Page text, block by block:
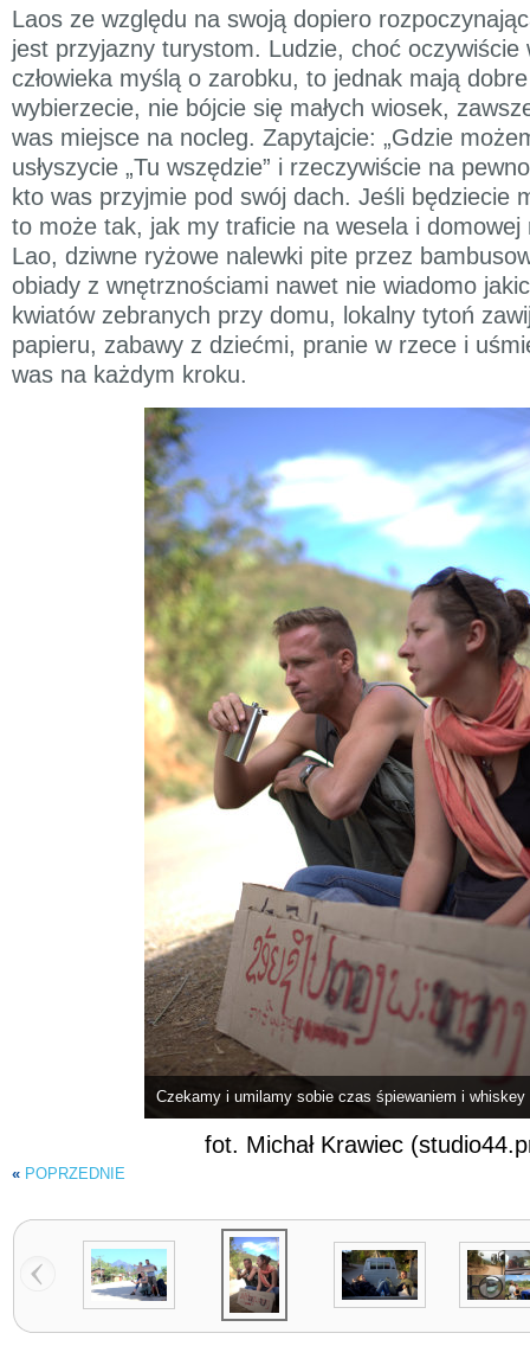
Laos ze względu na swoją dopiero
jest przyjazny turystom. Ludzie, choć oczywiście
człowieka myślą o zarobku, to jednak mają
wybierzecie, nie bójcie się małych wiosek,
was miejsce na nocleg. Zapytajcie: „Gdzie
usłyszycie „Tu wszędzie” i rzeczywiście na
kto was przyjmie pod swój dach. Jeśli będziecie
to może tak, jak my traficie na wesela i domowej
Lao, dziwne ryżowe nalewki pite przez
obiady z wnętrznościami nawet nie wiadomo
kwiatów zebranych przy domu, lokalny tytoń
papieru, zabawy z dziećmi, pranie w rzece i
was na każdym kroku.
Czekamy i umilamy sobie czas śpiewaniem i whiskey
fot. Michał Krawiec
« POPRZEDNIE